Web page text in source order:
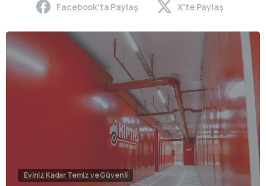
Facebook'ta Paylaş X'te Paylaş
Eviniz Kadar Temiz ve Güvenli